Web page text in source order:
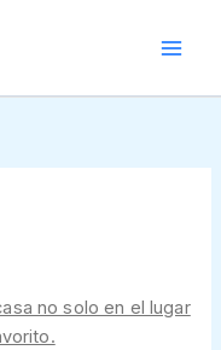
no solo en el lugar